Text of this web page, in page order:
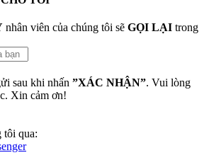
nhân viên của chúng tôi sẽ GỌI LẠI trong
sau khi nhấn ”XÁC NHẬN”. Vui lòng
Xin cảm ơn!
tôi qua: